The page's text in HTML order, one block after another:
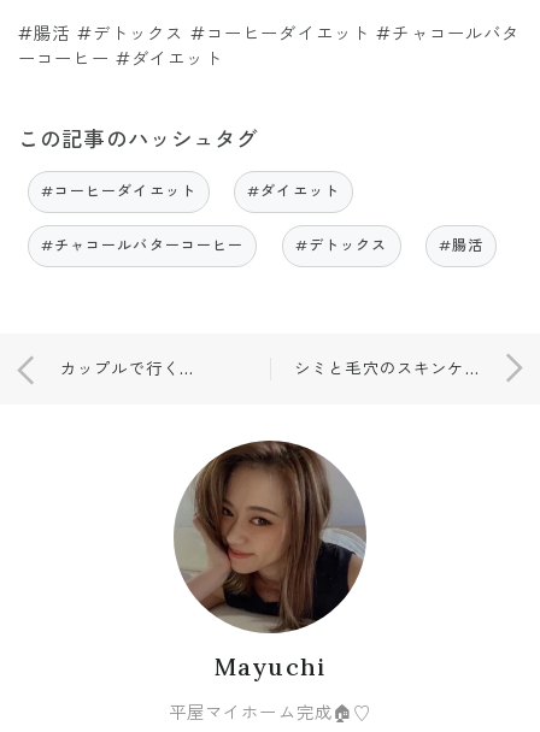
#腸活 #デトックス #コーヒーダイエット #チャコールバタ
ーコーヒー #ダイエット
この記事のハッシュタグ
#コーヒーダイエット #ダイエット
#チャコールバターコーヒー #デトックス #腸活
カップルで行く旅VLOG💗🙋🏼‍♀️ シミと毛穴のスキンケア💗
Mayuchi
平屋マイホーム完成🏠♡